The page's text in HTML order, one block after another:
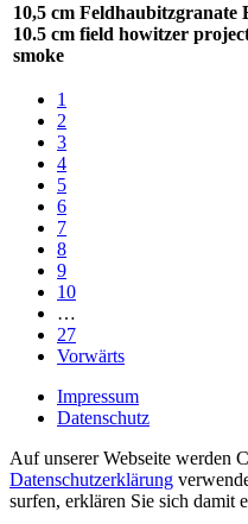
10,5 cm Feldhaubitzgranate
10.5 cm field howitzer
smoke
1
2
3
4
5
6
7
8
9
10
…
27
Vorwärts
Impressum
Datenschutz
Auf unserer Webseite werden
Datenschutzerklärung
surfen, erklären Sie sich damit